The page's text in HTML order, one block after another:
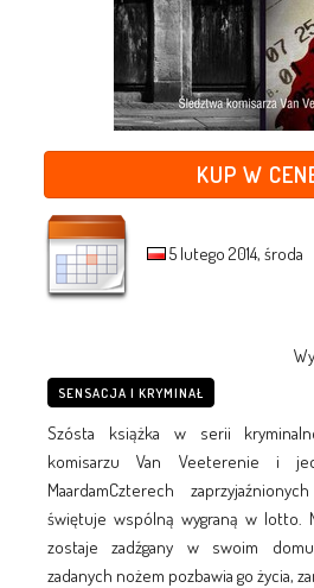
KUP W
5 lutego 2014, środa
SENSACJA I KRYMINAŁ
Szósta książka w serii
komisarzu Van Veeterenie i
MaardamCzterech
świętuje wspólną wygraną w lotto.
zostaje zadźgany w swoim
zadanych nożem pozbawia go życia,